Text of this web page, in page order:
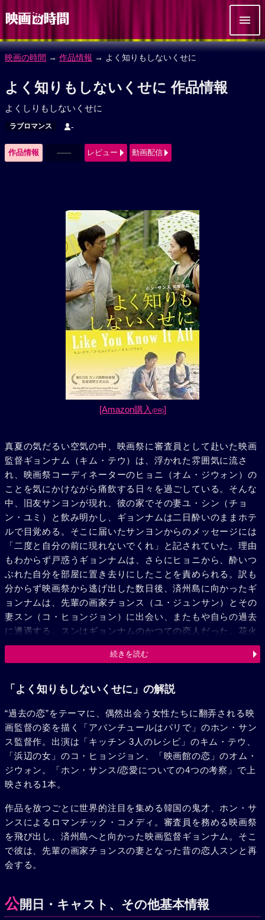
映画の時間 → 作品情報 → よく知りもしないくせに
よく知りもしないくせに 作品情報
よくしりもしないくせに
ラブロマンス -
作品情報 ------ レビュー 動画配信
[Amazon購入 (PR)]
真夏の気だるい空気の中、映画祭に審査員として赴いた映画
監督ギョンナム（キム・テウ）は、浮かれた雰囲気に流さ
れ、映画祭コーディネーターのヒョニ（オム・ジウォン）の
ことを気にかけながら痛飲する日々を過ごしている。そんな
中、旧友サンヨンが現れ、彼の家でその妻ユ・シン（チョ
ン・ユミ）と飲み明かし、ギョンナムは二日酔いのままホテ
ルで目覚める。そこに届いたサンヨンからのメッセージには
「二度と自分の前に現れないでくれ」と記されていた。理由
もわからず戸惑うギョンナムは、さらにヒョニから、酔いつ
ぶれた自分を部屋に置き去りにしたことを責められる。訳も
分からず映画祭から逃げ出した数日後、済州島に向かったギ
ョンナムは、先輩の画家チョンス（ユ・ジュンサン）とその
妻スン（コ・ヒョンジョン）に出会い、またもや自らの過去
に遭遇する。スンはギョンナムのかつての恋人だった。花火
のように燃え上がる過去の恋。別れ際に携帯電話の番号のメ
モをスンから渡され、チョンスの留守の間、ふたりは情事に
絡、ギョンナムは逃げ出す。だが、砂浜に辿り着いた彼を追
たちの恋愛について諭すように語り出す……。
続きを読む
「よく知りもしないくせに」の解説
“過去の恋”をテーマに、偶然出会う女性たちに翻弄される映
画監督の姿を描く「アバンチュールはパリで」のホン・サン
ス監督作。出演は「キッチン 3人のレシピ」のキム・テウ、
「浜辺の女」のコ・ヒョンジョン、「映画館の恋」のオム・
ジウォン。「ホン・サンス/恋愛についての4つの考察」で上
映される1本。
作品を放つごとに世界的注目を集める韓国の鬼才、ホン・サ
ンスによるロマンチック・コメディ。審査員を務める映画祭
を飛び出し、済州島へと向かった映画監督ギョンナム。そこ
で彼は、先輩の画家チョンスの妻となった昔の恋人スンと再
会する。
公開日・キャスト、その他基本情報